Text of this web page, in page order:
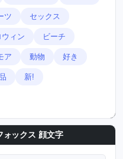
ツ セックス
ィン ビーチ
ア 動物 好き
新!
ォックス 顔文字